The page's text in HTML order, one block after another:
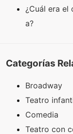
¿Cuál era
a?
Categorías
Broadway
Teatro
Comedia
Teatro con